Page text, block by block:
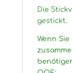
Die
gestickt.
Wenn